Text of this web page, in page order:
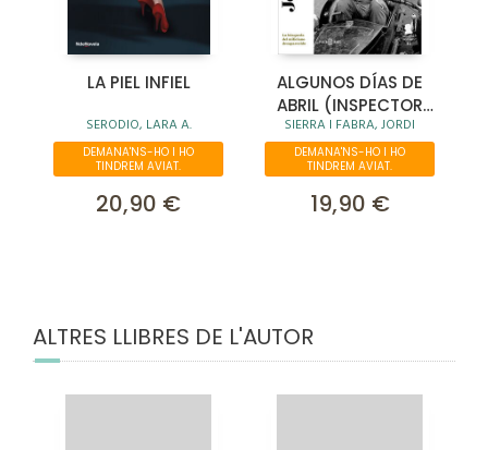
LA PIEL INFIEL
SERODIO, LARA A.
DEMANA'NS-HO I HO
TINDREM AVIAT.
20,90 €
ALGUNOS DÍAS DE
ABRIL (INSPECTOR
MASCARELL 14)
SIERRA I FABRA, JORDI
DEMANA'NS-HO I HO
TINDREM AVIAT.
19,90 €
ALTRES LLIBRES DE L'AUTOR